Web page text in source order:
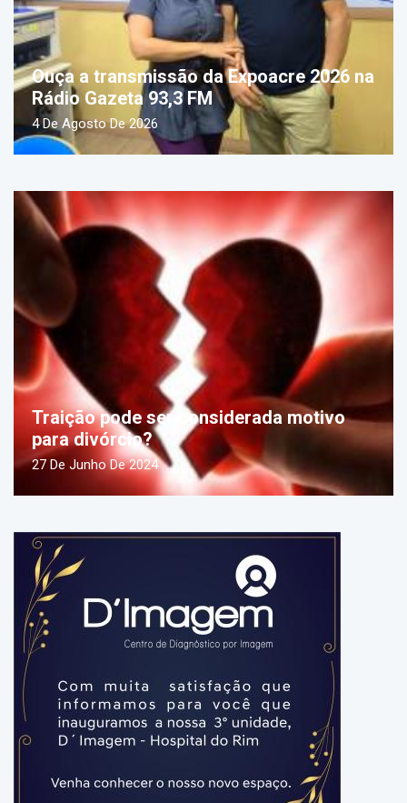
Ouça a transmissão da Expoacre 2026 na
Rádio Gazeta 93,3 FM
4 De Agosto De 2026
Traição pode ser considerada motivo
para divórcio?
27 De Junho De 2024